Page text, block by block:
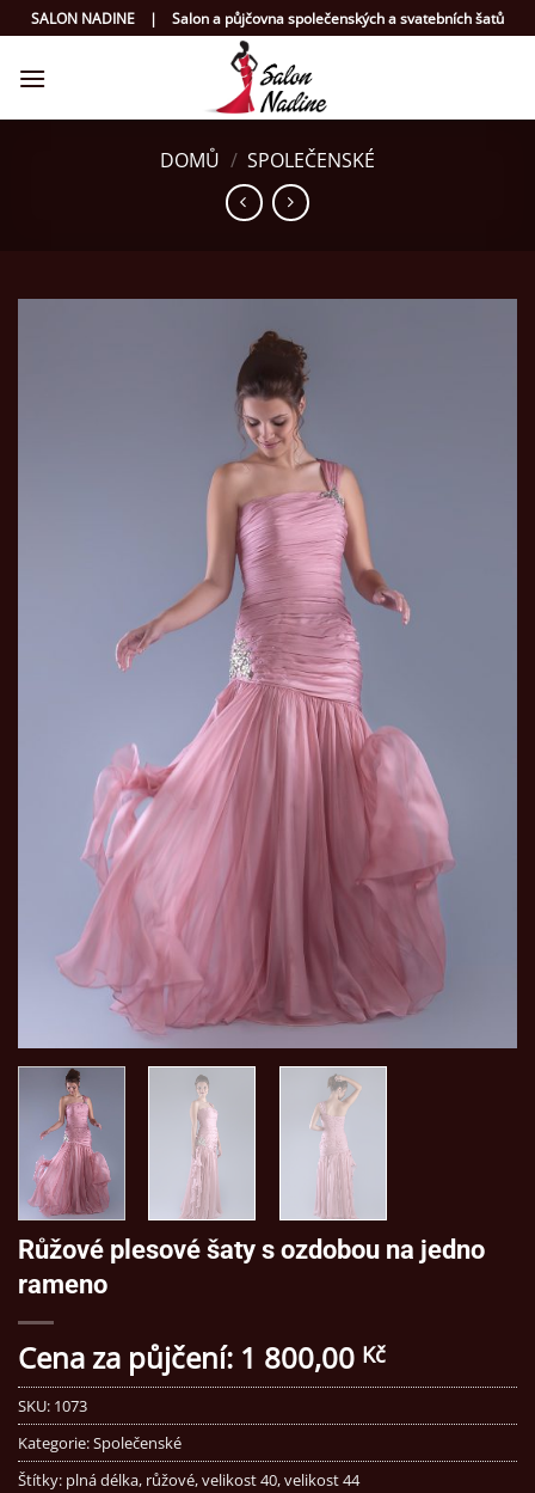
Přeskočit
na
obsah
SALON NADINE | Salon a půjčovna společenských a svatebních šatů
DOMŮ / SPOLEČENSKÉ
Růžové plesové šaty s ozdobou na jedno
rameno
Cena za půjčení: 1 800,00 Kč
SKU: 1073
Kategorie:Společenské
Štítky: plná délka, růžové,velikost 40,velikost 44